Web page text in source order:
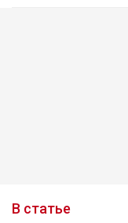
В статье